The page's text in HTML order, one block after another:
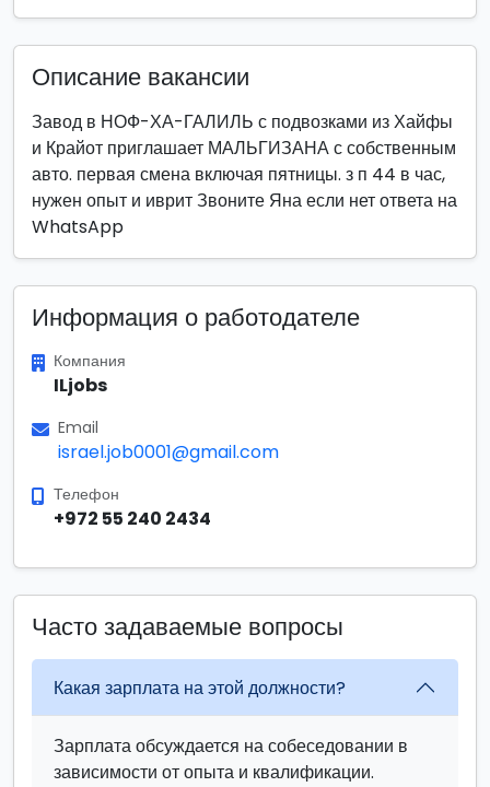
Описание вакансии
Завод в НОФ-ХА-ГАЛИЛЬ с подвозками из Хайфы
и Крайот приглашает МАЛЬГИЗАНА с собственным
авто. первая смена включая пятницы. з п 44 в час,
нужен опыт и иврит Звоните Яна если нет ответа на
WhatsApp
Информация о работодателе
Компания
ILjobs
Email
israel.job0001@gmail.com
Телефон
+972 55 240 2434
Часто задаваемые вопросы
Какая зарплата на этой должности?
Зарплата обсуждается на собеседовании в
зависимости от опыта и квалификации.